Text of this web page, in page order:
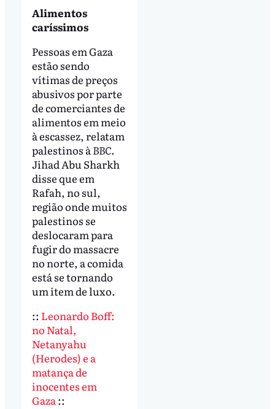
Alimentos
caríssimos
Pessoas em Gaza
estão sendo
vítimas de preços
abusivos por parte
de comerciantes de
alimentos em meio
à escassez, relatam
palestinos àBBC.
Jihad Abu Sharkh
disse que em
Rafah, no sul,
região onde muitos
palestinos se
deslocaram para
fugir do massacre
no norte, a comida
está se tornando
um item de luxo.
:: Leonardo Boff:
no Natal,
Netanyahu
(Herodes) e a
matança de
inocentes em
Gaza::